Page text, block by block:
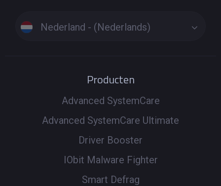
Nederland - (Nederlands)
Producten
Advanced SystemCare
Advanced SystemCare Ultimate
Driver Booster
IObit Malware Fighter
Smart Defrag